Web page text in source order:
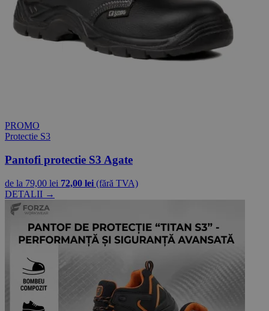
PROMO
Protectie S3
Pantofi protectie S3 Agate
de la 79,00 lei 72,00 lei (fără TVA)
DETALII →